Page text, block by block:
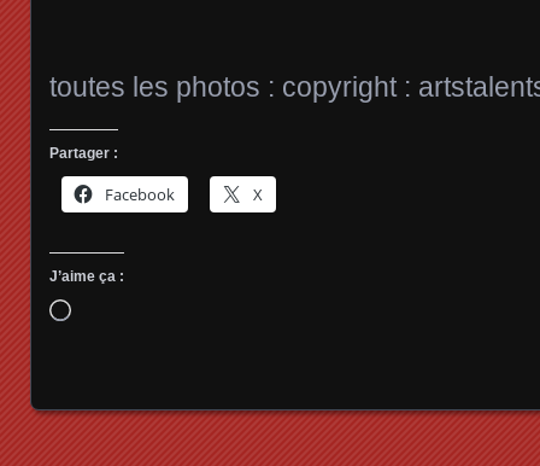
toutes les photos : copyright :
Partager :
Facebook X
J’aime ça :
Chargement…